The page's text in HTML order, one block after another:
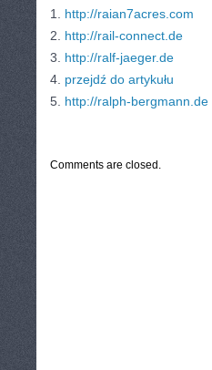
1. http://raian7acres.com
2. http://rail-connect.de
3. http://ralf-jaeger.de
4. przejdź do artykułu
5. http://ralph-bergmann.de
Comments are closed.